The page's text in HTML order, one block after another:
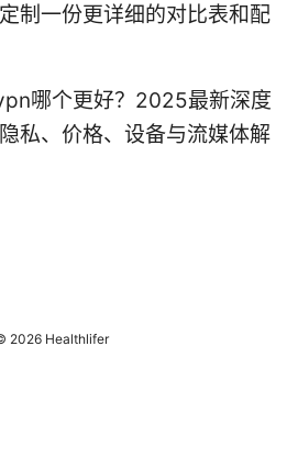
制一份更详细的对比表和配
哪个更好？2025最新深度
私、价格、设备与流媒体解
2026 Healthlifer